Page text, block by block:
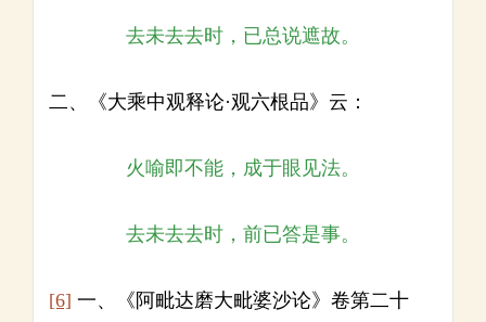
去未去去时，已总说遮故。
二、《大乘中观释论·观六根品》云：
火喻即不能，成于眼见法。
去未去去时，前已答是事。
[6] 一、《阿毗达磨大毗婆沙论》卷第二十